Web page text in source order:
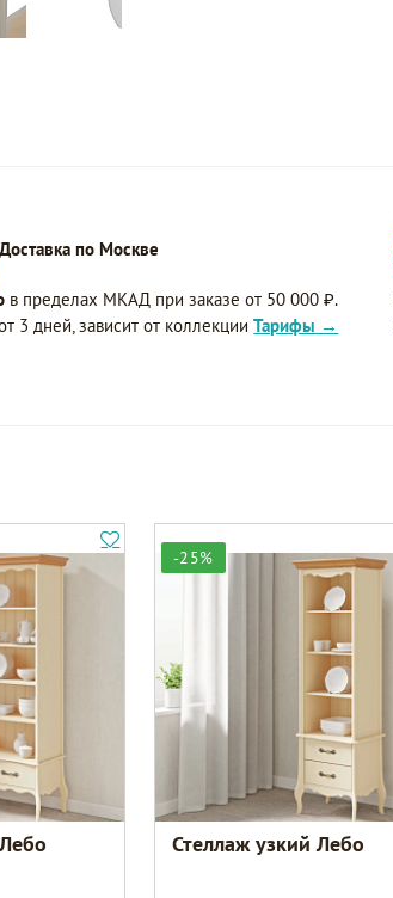
Доставка по Москве
в пределах МКАД при заказе от 50 000 ₽.
3 дней, зависит от коллекцииТарифы →
-25%
Стеллаж узкий Лебо